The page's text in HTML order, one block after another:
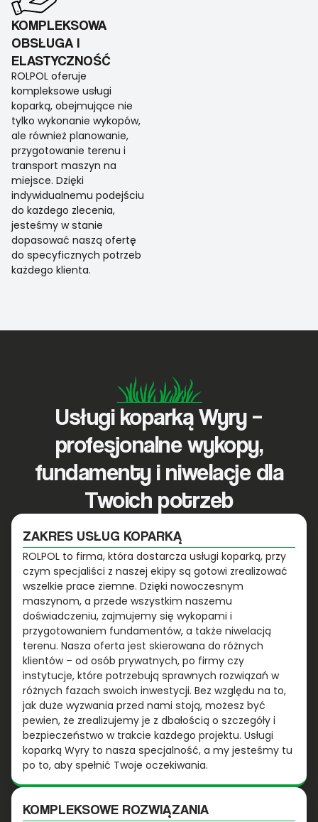
KOMPLEKSOWA
OBSŁUGA I
ELASTYCZNOŚĆ
ROLPOL oferuje
kompleksowe usługi
koparką, obejmujące nie
tylko wykonanie wykopów,
ale również planowanie,
przygotowanie terenu i
transport maszyn na
miejsce. Dzięki
indywidualnemu podejściu
do każdego zlecenia,
jesteśmy w stanie
dopasować naszą ofertę
do specyficznych potrzeb
każdego klienta.
Usługi koparką Wyry –
profesjonalne wykopy,
fundamenty i niwelacje dla
Twoich potrzeb
ZAKRES USŁUG KOPARKĄ
ROLPOL to firma, która dostarcza usługi koparką, przy
czym specjaliści z naszej ekipy są gotowi zrealizować
wszelkie prace ziemne. Dzięki nowoczesnym
maszynom, a przede wszystkim naszemu
doświadczeniu, zajmujemy się wykopami i
przygotowaniem fundamentów, a także niwelacją
terenu. Nasza oferta jest skierowana do różnych
klientów – od osób prywatnych, po firmy czy
instytucje, które potrzebują sprawnych rozwiązań w
różnych fazach swoich inwestycji. Bez względu na to,
jak duże wyzwania przed nami stoją, możesz być
pewien, że zrealizujemy je z dbałością o szczegóły i
bezpieczeństwo w trakcie każdego projektu. Usługi
koparką Wyry to nasza specjalność, a my jesteśmy tu
po to, aby spełnić Twoje oczekiwania.
KOMPLEKSOWE ROZWIĄZANIA